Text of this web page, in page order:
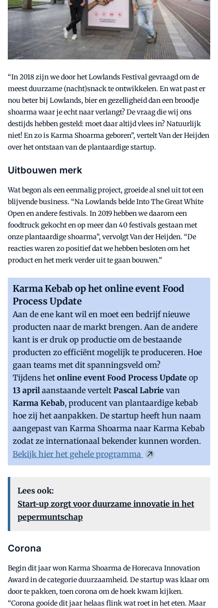
“In 2018 zijn we door het Lowlands Festival gevraagd om de
meest duurzame (nacht)snack te ontwikkelen. En wat past er
nou beter bij Lowlands, bier en gezelligheid dan een broodje
shoarma waar je echt naar verlangt? De vraag die wij ons
destijds hebben gesteld: moet daar altijd vlees in? Natuurlijk
niet! En zo is Karma Shoarma geboren”, vertelt Van der Heijden
over het ontstaan van de plantaardige startup.
Uitbouwen merk
Wat begon als een eenmalig project, groeide al snel uit tot een
blijvende business. “Na Lowlands belde Into The Great White
Open en andere festivals. In 2019 hebben we daarom een
foodtruck gekocht en op meer dan 40 festivals gestaan met
onze plantaardige shoarma”, vervolgt Van der Heijden. “De
reacties waren zo positief dat we hebben besloten om het
product en het merk verder uit te gaan bouwen.”
Karma Kebab op het online event Food
Process Update
Aan de ene kant wil en moet een bedrijf nieuwe
producten naar de markt brengen. Aan de andere
kant is er druk op productie om de bestaande
producten zo efficiënt mogelijk te produceren. Hoe
gaan teams met dit spanningsveld om?
Tijdens het online event Food Process Update op
13 april aanstaande vertelt Pascal Labrie van
Karma Kebab, producent van plantaardige kebab
hoe zij het aanpakken. De startup heeft hun naam
aangepast van Karma Shoarma naar Karma Kebab
zodat ze internationaal bekender kunnen worden.
Bekijk hier het gehele programma
Lees ook:
Start-up zorgt voor duurzame innovatie in het
pepermuntschap
Corona
Begin dit jaar won Karma Shoarma de Horecava Innovation
Award in de categorie duurzaamheid. De startup was klaar om
door te pakken, toen corona om de hoek kwam kijken.
“Corona gooide dit jaar helaas flink wat roet in het eten. Maar